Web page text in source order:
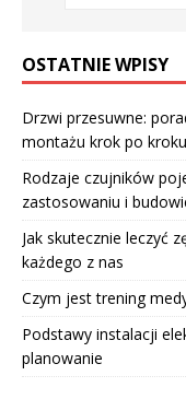
OSTATNIE WPISY
Drzwi przesuwne:
montażu krok po kroku
Rodzaje czujników
zastosowaniu i
Jak skutecznie leczyć
każdego z nas
Czym jest trening
Podstawy instalacji
planowanie